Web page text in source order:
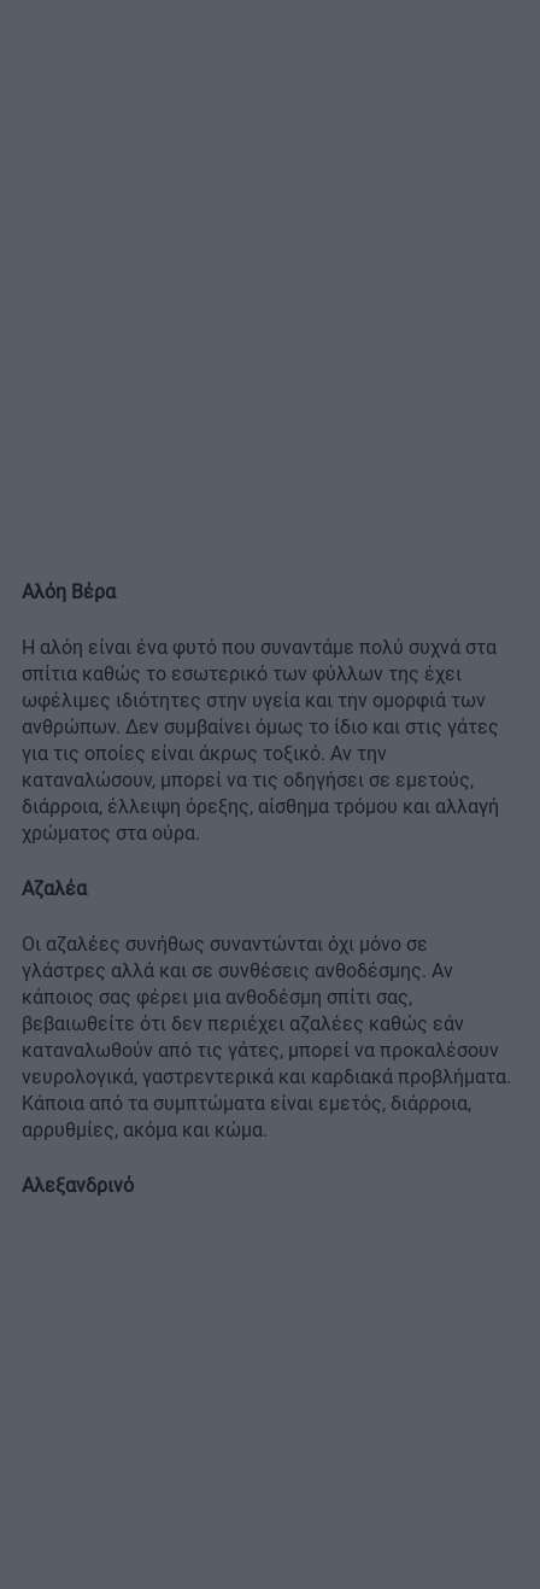
Αλόη Βέρα
Η αλόη είναι ένα φυτό που συναντάμε πολύ συχνά στα
σπίτια καθώς το εσωτερικό των φύλλων της έχει
ωφέλιμες ιδιότητες στην υγεία και την ομορφιά των
ανθρώπων. Δεν συμβαίνει όμως το ίδιο και στις γάτες
για τις οποίες είναι άκρως τοξικό. Αν την
καταναλώσουν, μπορεί να τις οδηγήσει σε εμετούς,
διάρροια, έλλειψη όρεξης, αίσθημα τρόμου και αλλαγή
χρώματος στα ούρα.
Αζαλέα
Οι αζαλέες συνήθως συναντώνται όχι μόνο σε
γλάστρες αλλά και σε συνθέσεις ανθοδέσμης. Αν
κάποιος σας φέρει μια ανθοδέσμη σπίτι σας,
βεβαιωθείτε ότι δεν περιέχει αζαλέες καθώς εάν
καταναλωθούν από τις γάτες, μπορεί να προκαλέσουν
νευρολογικά, γαστρεντερικά και καρδιακά προβλήματα.
Κάποια από τα συμπτώματα είναι εμετός, διάρροια,
αρρυθμίες, ακόμα και κώμα.
Αλεξανδρινό